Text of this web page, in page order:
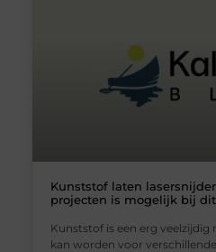
Kunststof laten
projecten is mogelijk bij
Kunststof is een erg
kan worden voor